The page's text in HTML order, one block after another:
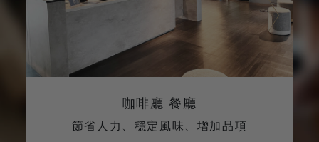
咖啡廳 餐廳
節省人力、穩定風味、增加品項